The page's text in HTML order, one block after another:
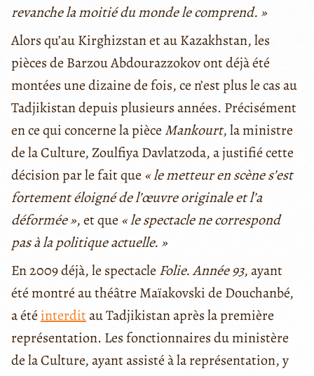
revanche la moitié du monde le comprend. »
Alors qu’au Kirghizstan et au Kazakhstan, les
pièces de Barzou Abdourazzokov ont déjà été
montées une dizaine de fois, ce n’est plus le cas au
Tadjikistan depuis plusieurs années. Précisément
en ce qui concerne la pièceMankourt, la ministre
de la Culture, Zoulfiya Davlatzoda, a justifié cette
décision par le fait que « le metteur en scène s’est
fortement éloigné de l’œuvre originale et l’a
déformée », et que « le spectacle ne correspond
pas à la politique actuelle. »
En 2009 déjà, le spectacle Folie. Année 93, ayant
été montré au théâtre Maïakovski de Douchanbé,
a été interditau Tadjikistan après la première
représentation. Les fonctionnaires du ministère
de la Culture, ayant assisté à la représentation, y